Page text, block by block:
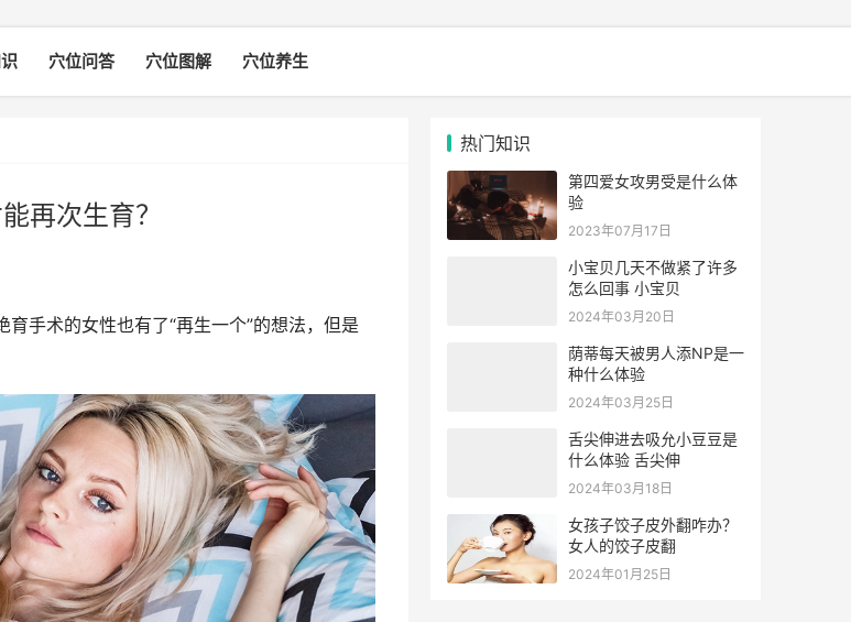
穴位问答 穴位图解 穴位养生
再次生育？
手术的女性也有了“再生一个”的想法，但是
热门知识
第四爱女攻男受是什么体
验
2023年07月17日
小宝贝几天不做紧了许多
怎么回事 小宝贝
2024年03月20日
荫蒂每天被男人添NP是一
种什么体验
2024年03月25日
舌尖伸进去吸允小豆豆是
什么体验 舌尖伸
2024年03月18日
女孩子饺子皮外翻咋办？
女人的饺子皮翻
2024年01月25日